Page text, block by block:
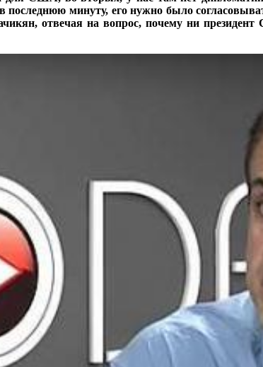
последнюю минуту, его нужно было
отвечая на вопрос, почему ни